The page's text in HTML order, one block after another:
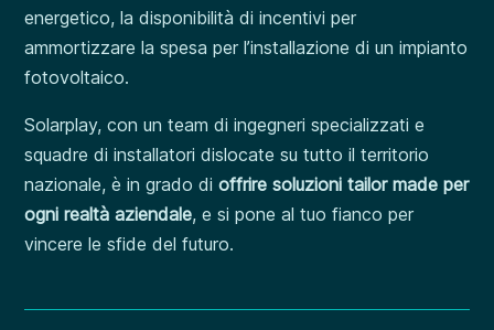
energetico, la disponibilità di incentivi per
ammortizzare la spesa per l’installazione di un impianto
fotovoltaico.
Solarplay, con un team di ingegneri specializzati e
squadre di installatori dislocate su tutto il territorio
nazionale, è in grado dioffrire soluzioni tailor made per
ogni realtà aziendale, e si pone al tuo fianco per
vincere le sfide del futuro.